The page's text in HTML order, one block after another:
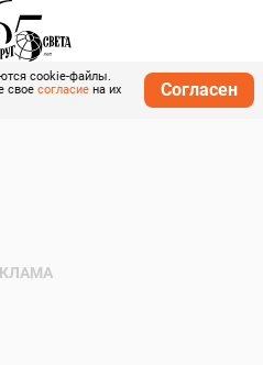
cookie-файлы.
свое согласие на их
Согласен